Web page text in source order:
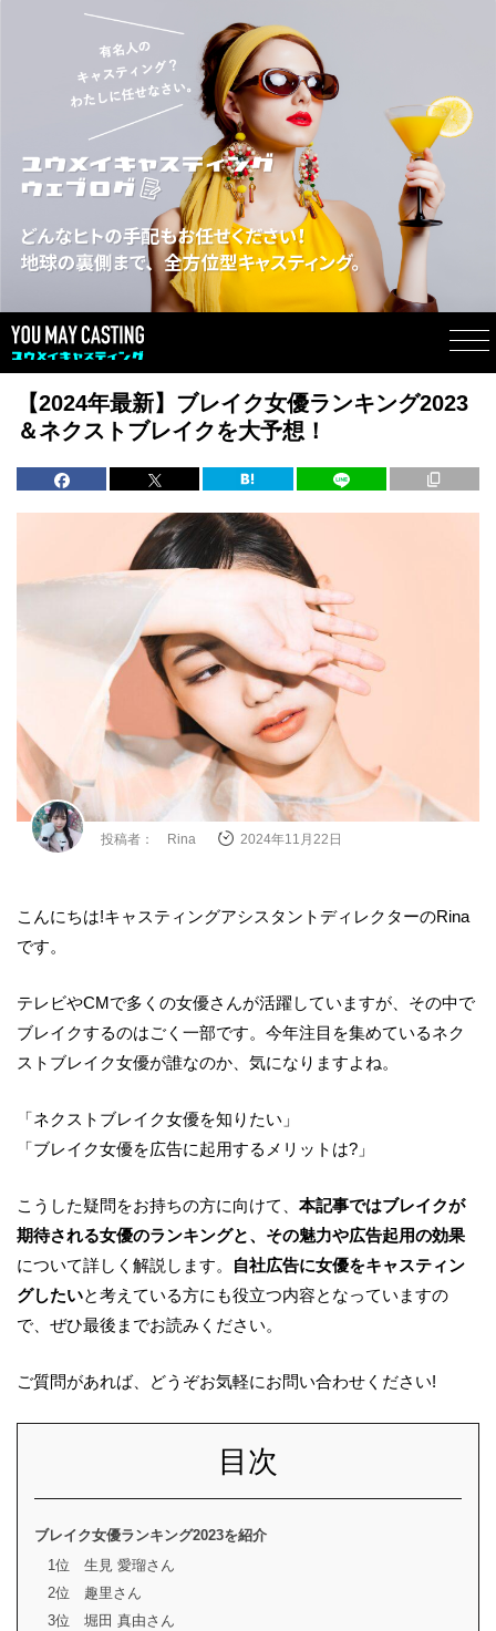
【2024年最新】ブレイク女優ランキング2023
＆ネクストブレイクを大予想！
投稿者： Rina 2024年11月22日
こんにちは!キャスティングアシスタントディレクターのRina
です。
テレビやCMで多くの女優さんが活躍していますが、その中で
ブレイクするのはごく一部です。今年注目を集めているネク
ストブレイク女優が誰なのか、気になりますよね。
「ネクストブレイク女優を知りたい」
「ブレイク女優を広告に起用するメリットは?」
こうした疑問をお持ちの方に向けて、 本記事ではブレイクが
期待される女優のランキングと、その魅力や広告起用の効果
について詳しく解説します。
自社広告に女優をキャスティン
グしたいと考えている方にも役立つ内容となっていますの
で、ぜひ最後までお読みください。
ご質問があれば、どうぞお気軽にお問い合わせください!
目次
ブレイク女優ランキング2023を紹介
1位 生見 愛瑠さん
2位 趣里さん
3位 堀田 真由さん